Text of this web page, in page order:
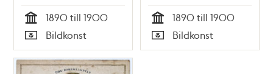
Tid
1890 till 1900
Typ
Bildkonst Tid
1890 till 1900
Typ
Bildkonst